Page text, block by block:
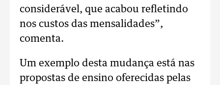
considerável, que acabou refletindo
nos custos das mensalidades”,
comenta.
Um exemplo desta mudança está nas
propostas de ensino oferecidas pelas